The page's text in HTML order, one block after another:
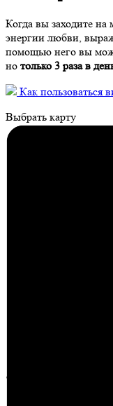
Когда вы заходите на
энергии любви,
помощью него вы
но только 3 раза в
Как пользоваться
Выбрать карту